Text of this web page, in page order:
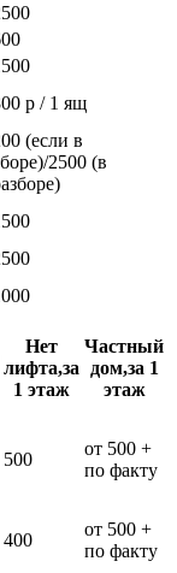
р / 1 ящ
(если в
2500 (в
Нет
лифта,за
1 этаж
Частный
дом,за 1
этаж
500
от 500 +
по факту
400
от 500 +
по факту